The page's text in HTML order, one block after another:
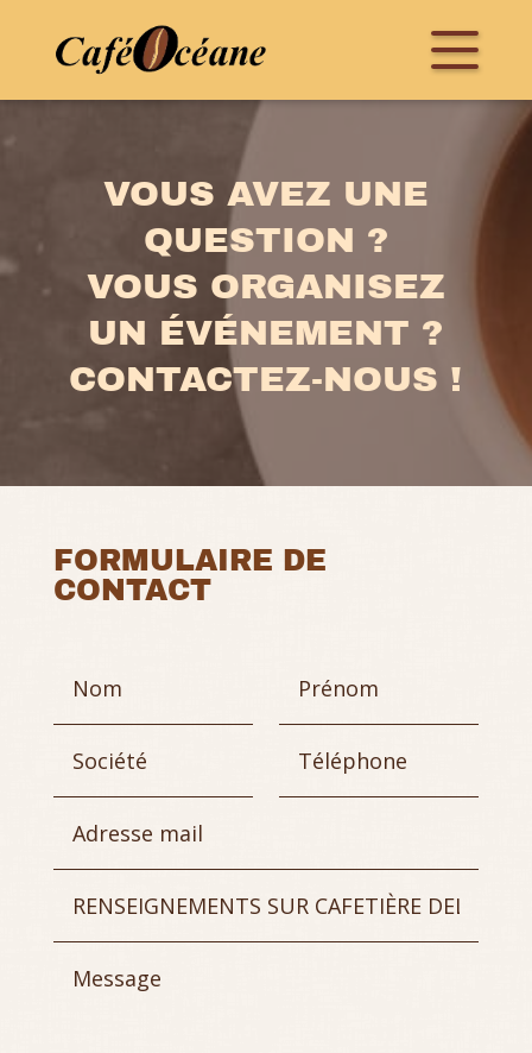
VOUS AVEZ UNE
QUESTION ?
VOUS ORGANISEZ
UN ÉVÉNEMENT ?
CONTACTEZ-NOUS !
FORMULAIRE DE
CONTACT